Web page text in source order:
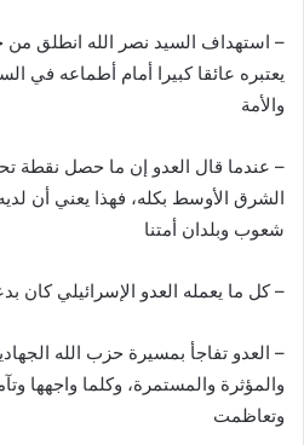
– استهداف السيد نصر الله انطلق
يعتبره عائقا كبيرا أمام أطماعه في
والأمة
– عندما قال العدو إن ما حصل نقطة
الشرق الأوسط بكله، فهذا يعني أن
شعوب وبلدان أمتنا
– كل ما يعمله العدو الإسرائيلي كان
– العدو تفاجأ بمسيرة حزب الله
والمؤثرة والمستمرة، وكلما واجهها
وتعاظمت